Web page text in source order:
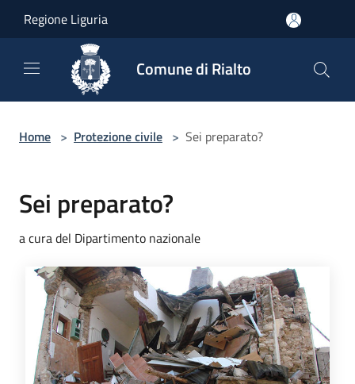
Regione Liguria
Comune di Rialto
Home > Protezione civile > Sei preparato?
Sei preparato?
a cura del Dipartimento nazionale